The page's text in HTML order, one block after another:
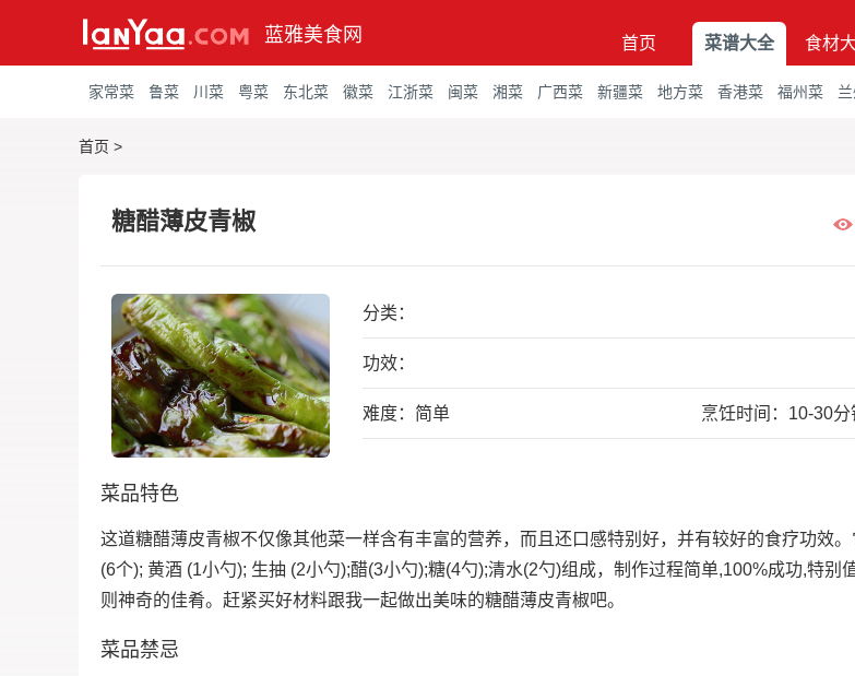
蓝雅美食网 首页 菜谱大全 食材
家常菜 鲁菜 川菜 粤菜 东北菜 徽菜 江浙菜 闽菜 湘菜 广西菜 新疆菜 地方菜 香港菜 福州菜
首页 >
糖醋薄皮青椒
分类：
功效：
难度：简单 烹饪时间：10-30分
菜品特色
这道糖醋薄皮青椒不仅像其他菜一样含有丰富的营养，而且还口感特别好，并有较好的食疗功效
(6个); 黄酒 (1小勺); 生抽 (2小勺);醋(3小勺);糖(4勺);清水(2勺)组成，制作过程简单,100%成功,特别
则神奇的佳肴。赶紧买好材料跟我一起做出美味的糖醋薄皮青椒吧。
菜品禁忌